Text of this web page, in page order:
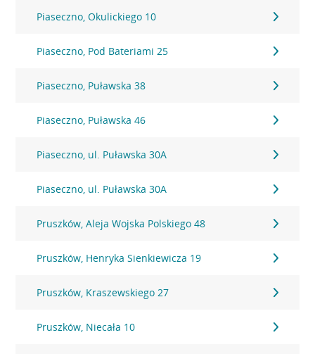
Piaseczno, Okulickiego 10
Piaseczno, Pod Bateriami 25
Piaseczno, Puławska 38
Piaseczno, Puławska 46
Piaseczno, ul. Puławska 30A
Piaseczno, ul. Puławska 30A
Pruszków, Aleja Wojska Polskiego 48
Pruszków, Henryka Sienkiewicza 19
Pruszków, Kraszewskiego 27
Pruszków, Niecała 10